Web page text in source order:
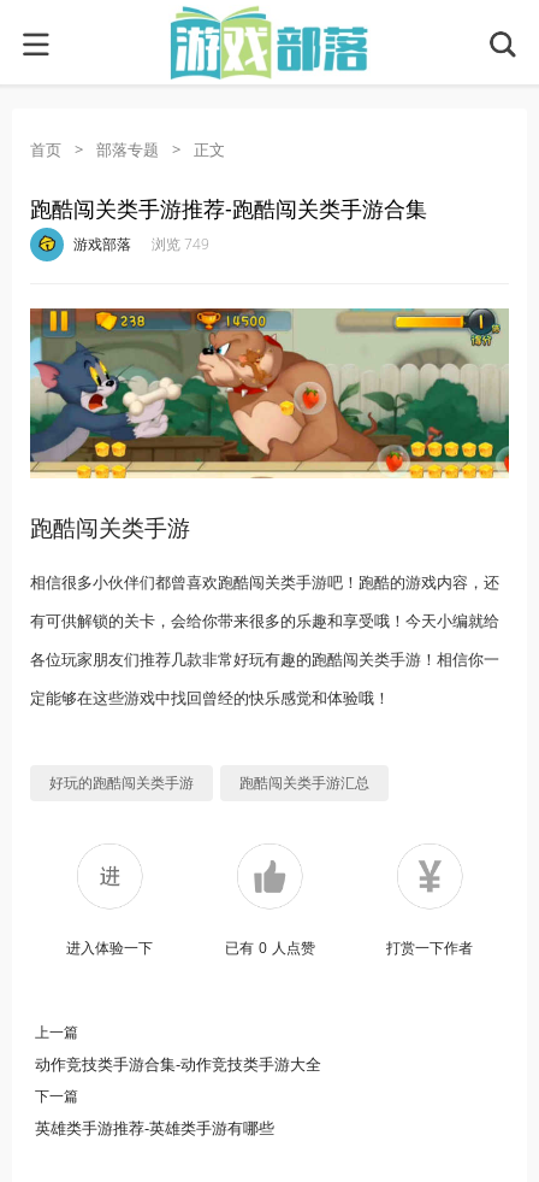
首页 > 部落专题 > 正文
跑酷闯关类手游推荐-跑酷闯关类手游合集
游戏部落 浏览 749
跑酷闯关类手游
相信很多小伙伴们都曾喜欢跑酷闯关类手游吧！跑酷的游戏内容，还
有可供解锁的关卡，会给你带来很多的乐趣和享受哦！今天小编就给
各位玩家朋友们推荐几款非常好玩有趣的跑酷闯关类手游！相信你一
定能够在这些游戏中找回曾经的快乐感觉和体验哦！
好玩的跑酷闯关类手游 跑酷闯关类手游汇总
进入体验一下 已有 0 人点赞 打赏一下作者
上一篇
动作竞技类手游合集-动作竞技类手游大全
下一篇
英雄类手游推荐-英雄类手游有哪些